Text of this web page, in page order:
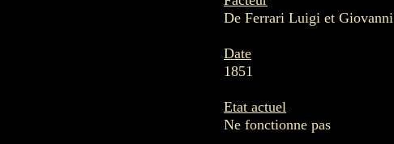
De Ferrari Luigi et Giovanni
Date
1851
Etat actuel
Ne fonctionne pas